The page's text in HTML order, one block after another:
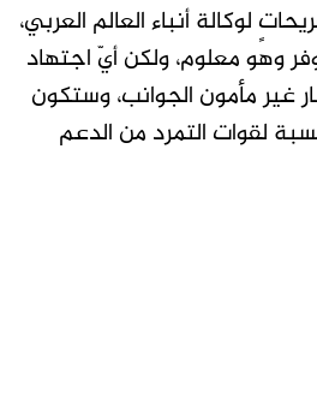
لوكالة أنباء العالم العربي،
وفر وهو معلوم، ولكن أيّ اجتهاد
غير مأمون الجوانب، وستكون
لقوات التمرد من الدعم